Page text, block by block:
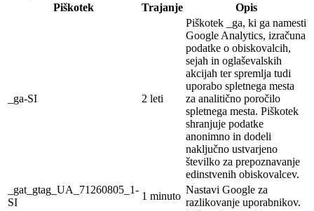
Piškotek
Trajanje Opis
_ga-SI 2 leti
Piškotek _ga, ki ga namesti
Google Analytics, izračuna
podatke o obiskovalcih,
sejah in oglaševalskih
akcijah ter spremlja tudi
uporabo spletnega mesta
za analitično poročilo
spletnega mesta. Piškotek
shranjuje podatke
anonimno in dodeli
naključno ustvarjeno
številko za prepoznavanje
edinstvenih obiskovalcev.
_gat_gtag_UA_71260805_1-
SI
1 minuto
Nastavi Google za
razlikovanje uporabnikov.